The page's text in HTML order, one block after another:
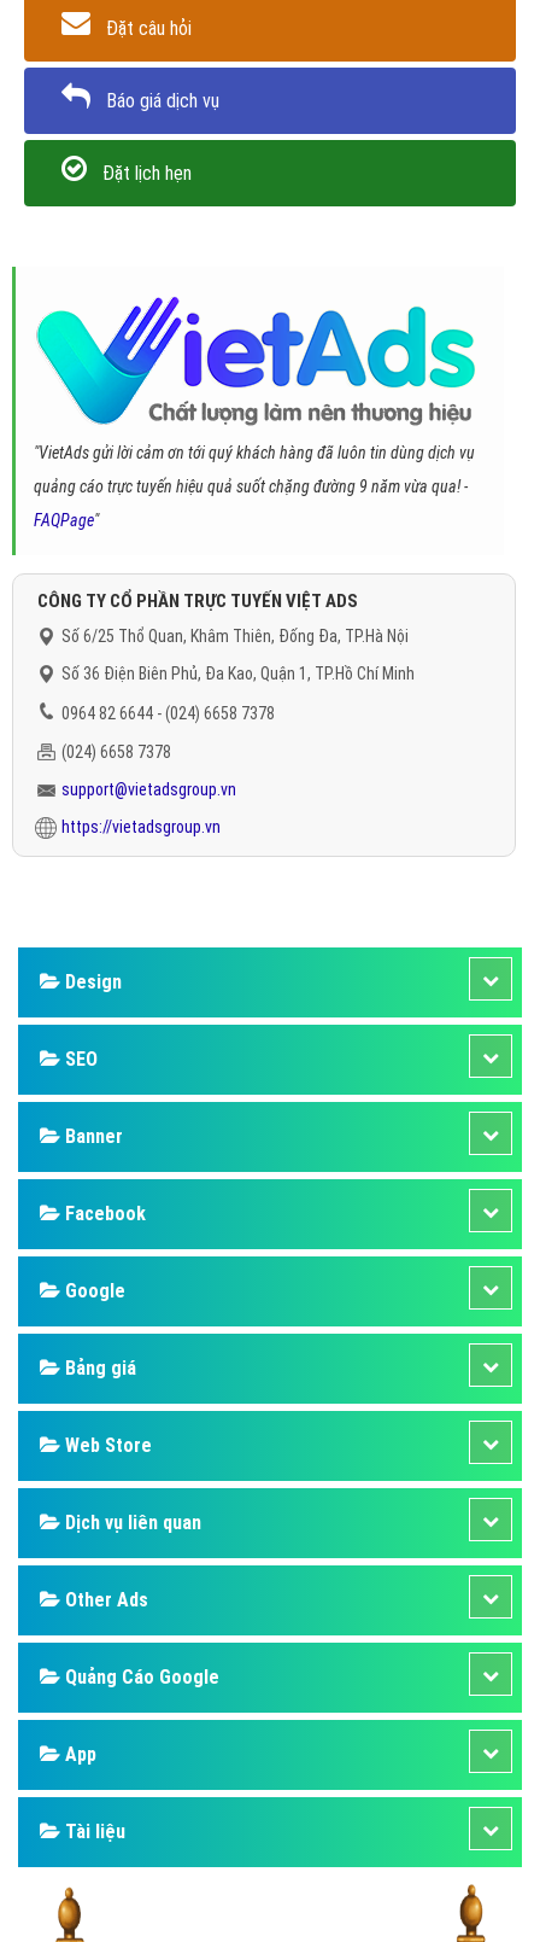
Đặt câu hỏi
Báo giá dịch vụ
Đặt lịch hẹn
"VietAds gửi lời cảm ơn tới quý khách hàng đã luôn tin dùng dịch vụ
quảng cáo trực tuyến hiệu quả suốt chặng đường 9 năm vừa qua! -
FAQPage"
CÔNG TY CỔ PHẦN TRỰC TUYẾN VIỆT ADS
Số 6/25 Thổ Quan, Khâm Thiên, Đống Đa, TP.Hà Nội
Số 36 Điện Biên Phủ, Đa Kao, Quận 1, TP.Hồ Chí Minh
0964 82 6644 - (024) 6658 7378
(024) 6658 7378
support@vietadsgroup.vn
https://vietadsgroup.vn
Design
SEO
Banner
Facebook
Google
Bảng giá